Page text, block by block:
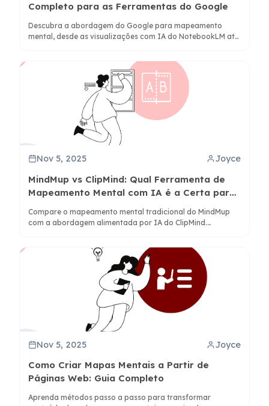
Completo para as Ferramentas do Google
Descubra a abordagem do Google para mapeamento
mental, desde as visualizações com IA do NotebookLM até
Nov 5, 2025 Joyce
MindMup vs ClipMind: Qual Ferramenta de
Mapeamento Mental com IA é a Certa para
Compare o mapeamento mental tradicional do MindMup
com a abordagem alimentada por IA do ClipMind.
Nov 5, 2025 Joyce
Como Criar Mapas Mentais a Partir de
Páginas Web: Guia Completo
Aprenda métodos passo a passo para transformar